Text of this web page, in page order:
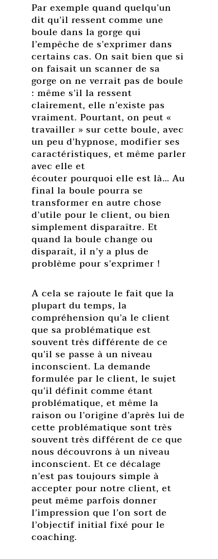
Par exemple quand quelqu’un
dit qu’il ressent comme une
boule dans la gorge qui
l’empêche de s’exprimer dans
certains cas. On sait bien que si
on faisait un scanner de sa
gorge on ne verrait pas de boule
: même s’il la ressent
clairement, elle n’existe pas
vraiment. Pourtant, on peut «
travailler » sur cette boule, avec
un peu d’hypnose, modifier ses
caractéristiques, et même parler
avec elle et
écouter pourquoi elle est là… Au
final la boule pourra se
transformer en autre chose
d’utile pour le client, ou bien
simplement disparaître. Et
quand la boule change ou
disparaît, il n’y a plus de
problème pour s’exprimer !
A cela se rajoute le fait que la
plupart du temps, la
compréhension qu’a le client
que sa problématique est
souvent très différente de ce
qu’il se passe à un niveau
inconscient. La demande
formulée par le client, le sujet
qu’il définit comme étant
problématique, et même la
raison ou l’origine d’après lui de
cette problématique sont très
souvent très différent de ce que
nous découvrons à un niveau
inconscient. Et ce décalage
n’est pas toujours simple à
accepter pour notre client, et
peut même parfois donner
l’impression que l’on sort de
l’objectif initial fixé pour le
coaching.